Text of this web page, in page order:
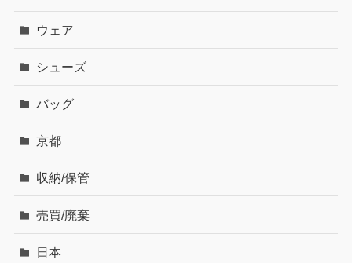
ウェア
シューズ
バッグ
京都
収納/保管
売買/廃棄
日本